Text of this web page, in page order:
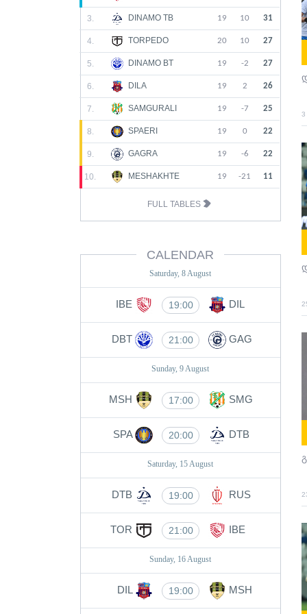
3. DINAMO TB 19 10 31
4. TORPEDO 20 10 27
5. DINAMO BT 19 -2 27
6. DILA 19 2 26
7. SAMGURALI 19 -7 25
8. SPAERI 19 0 22
9. GAGRA 19 -6 22
10. MESHAKHTE 19 -21 11
FULL TABLES
CALENDAR
Saturday, 8 August
IBE 19:00 DIL
DBT 21:00 GAG
Sunday, 9 August
MSH 17:00 SMG
SPA 20:00 DTB
Saturday, 15 August
DTB 19:00 RUS
TOR 21:00 IBE
Sunday, 16 August
DIL 19:00 MSH
3